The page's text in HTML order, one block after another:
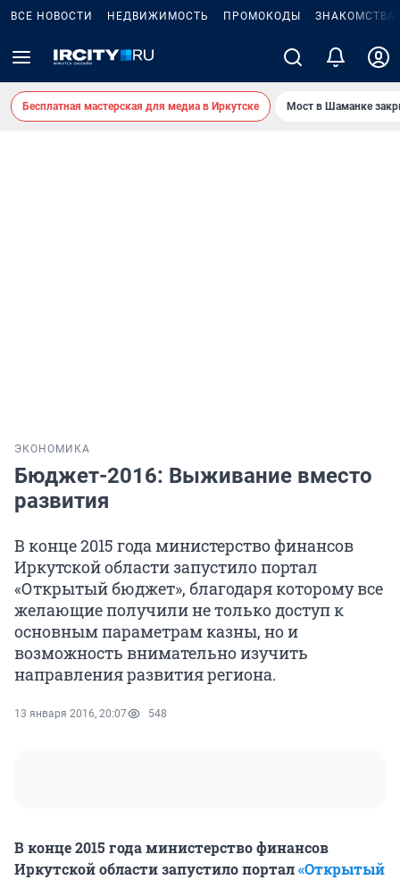
ВСЕ НОВОСТИ НЕДВИЖИМОСТЬ ПРОМОКОДЫ ЗНАКОМСТВА
Бесплатная мастерская для медиа в Иркутске Мост в Шаманке
ЭКОНОМИКА
Бюджет-2016: Выживание вместо
развития
В конце 2015 года министерство финансов
Иркутской области запустило портал
«Открытый бюджет», благодаря которому все
желающие получили не только доступ к
основным параметрам казны, но и
возможность внимательно изучить
направления развития региона.
13 января 2016, 20:07 548
В конце 2015 года министерство финансов
Иркутской области запустило портал«Открытый